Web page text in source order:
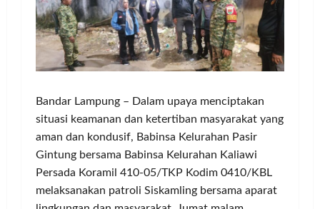
Bandar Lampung – Dalam upaya menciptakan
situasi keamanan dan ketertiban masyarakat yang
aman dan kondusif, Babinsa Kelurahan Pasir
Gintung bersama Babinsa Kelurahan Kaliawi
Persada Koramil 410-05/TKP Kodim 0410/KBL
melaksanakan patroli Siskamling bersama aparat